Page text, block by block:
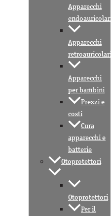
Apparecchi
endoauricolari
Apparecchi
retroauricolari
Apparecchi
per bambini
Prezzi e
costi
Cura
apparecchi e
batterie
Otoprotettori
Otoprotettori
Per il